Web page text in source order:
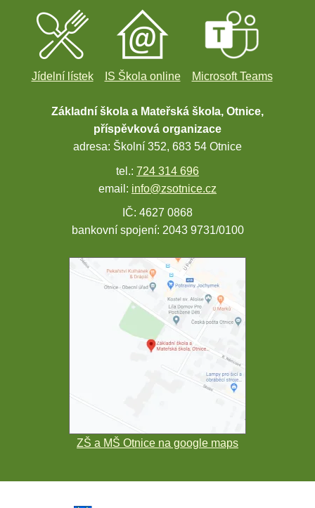
Jídelní lístek IS Škola online Microsoft Teams
Základní škola a Mateřská škola, Otnice,
příspěvková organizace
adresa: Školní 352, 683 54 Otnice
tel.: 724 314 696
email: info@zsotnice.cz
IČ: 4627 0868
bankovní spojení: 2043 9731/0100
ZŠ a MŠ Otnice na google maps